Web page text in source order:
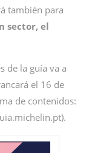
también para
sector, el
de la guía va a
el 16 de
de contenidos: